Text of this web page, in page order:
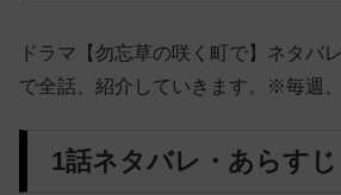
ドラマ【勿忘草の咲く町で】ネタバ
で全話、紹介していきます。※毎週、
1話ネタバレ・あらすじ